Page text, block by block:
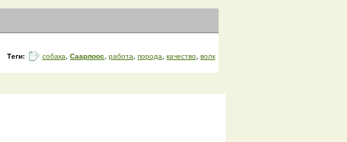
Теги: собака, Саарлоос, работа, порода, качество, волк